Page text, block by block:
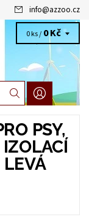
info@azzoo.cz
0 ks / 0 Kč
PSY,